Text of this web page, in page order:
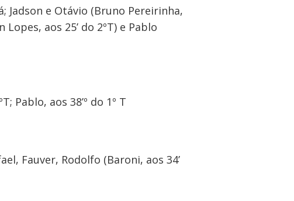
Jadson e Otávio (Bruno Pereirinha,
Lopes, aos 25’ do 2ºT) e Pablo
Pablo, aos 38’º do 1º T
Fauver, Rodolfo (Baroni, aos 34’